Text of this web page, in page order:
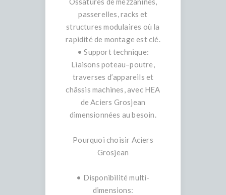
passerelles, racks et
structures modulaires où la
rapidité de montage est clé.
• Support technique:
Liaisons poteau–poutre,
traverses d’appareils et
châssis machines, avec HEA
de Aciers Grosjean
dimensionnées au besoin.
Pourquoi choisir Aciers
Grosjean
• Disponibilité multi-
dimensions: